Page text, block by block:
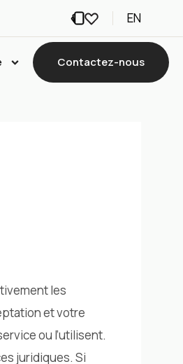
EN
Contactez-nous
les
et votre
ou l’utilisent.
juridiques. Si